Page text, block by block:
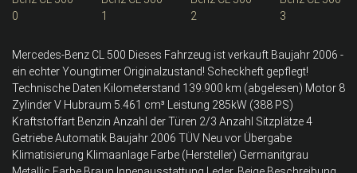
Mercedes-Benz CL 500 Dieses Fahrzeug ist verkauft Baujahr 2006 -
ein echter Youngtimer Originalzustand! Scheckheft gepflegt!
Technische Daten Kilometerstand 139.900 km (abgelesen) Motor 8
Zylinder V Hubraum 5.461 cm³ Leistung 285kW (388 PS)
Kraftstoffart Benzin Anzahl der Türen 2/3 Anzahl Sitzplätze 4
Getriebe Automatik Baujahr 2006 TÜV Neu vor Übergabe
Klimatisierung Klimaanlage Farbe (Hersteller) Germanitgrau